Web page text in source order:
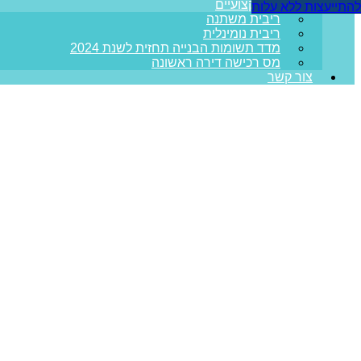
להתייעצות ללא עלות
מדריכים מקצועיים
ריבית משתנה
ריבית נומינלית
מדד תשומות הבנייה תחזית לשנת 2024
מס רכישה דירה ראשונה
צור קשר